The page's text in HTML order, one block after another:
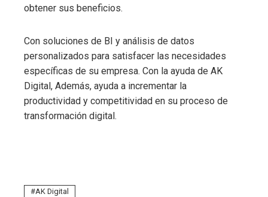
obtener sus beneficios.
Con soluciones de BI y análisis de datos
personalizados para satisfacer las necesidades
específicas de su empresa. Con la ayuda de AK
Digital, Además, ayuda a incrementar la
productividad y competitividad en su proceso de
transformación digital.
AK Digital